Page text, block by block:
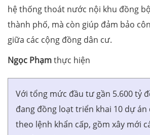
hệ thống thoát nước nội khu đồng
thành phố, mà còn giúp đảm bảo
giữa các cộng đồng dân cư.
Ngọc Phạmthực hiện
Với tổng mức đầu tư gần 5.600 tỷ
đang đồng loạt triển khai 10 dự án
theo lệnh khẩn cấp, gồm xây mới